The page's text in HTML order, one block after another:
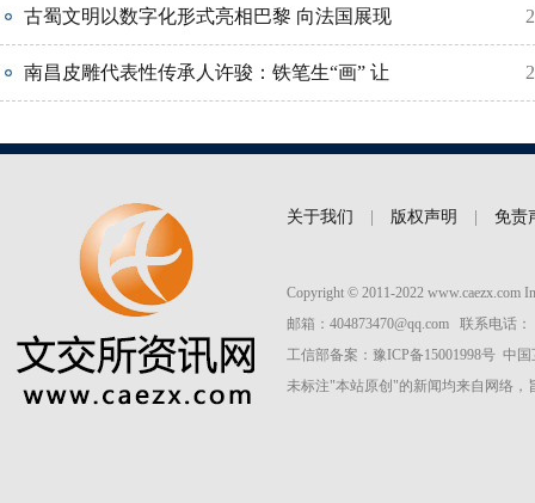
古蜀文明以数字化形式亮相巴黎 向法国展现
南昌皮雕代表性传承人许骏：铁笔生“画” 让
关于我们 版权声明 免责
Copyright © 2011-2022 www.caezx.com
邮箱：404873470@qq.com 联系电话
工信部备案： 豫ICP备15001998号 中国
未标注"本站原创"的新闻均来自网络